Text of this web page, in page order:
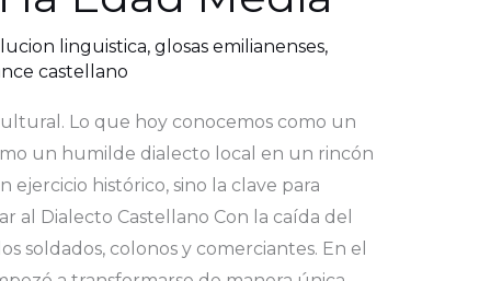
linguistica, glosas emilianenses,
castellano
Lo que hoy conocemos como un
un humilde dialecto local en un rincón
histórico, sino la clave para
al Dialecto Castellano Con la caída del
soldados, colonos y comerciantes. En el